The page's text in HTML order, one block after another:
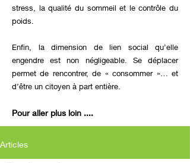
stress, la qualité du sommeil et le contrôle du
poids.
Enfin, la dimension de lien social qu’elle
engendre est non négligeable. Se déplacer
permet de rencontrer, de « consommer »… et
d’être un citoyen à part entière.
Pour aller plus loin ....
Articles